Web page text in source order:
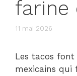
farine
11 mai 2026
Les tacos
mexicains